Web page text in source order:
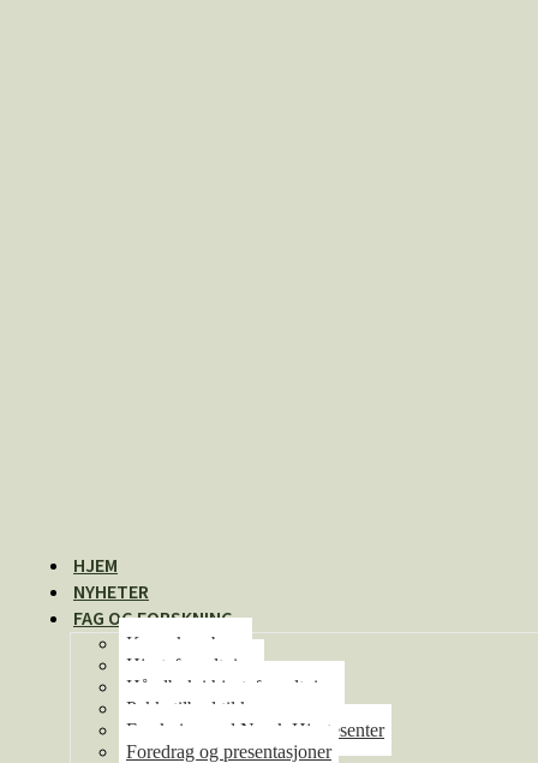
HJEM
NYHETER
FAG OG FORSKNING
Kunnskapsbase
Hjorteforvaltning
Håndbok i hjorteforvaltning
Pakketilbud til kommunene
Forskning ved Norsk Hjortesenter
Foredrag og presentasjoner